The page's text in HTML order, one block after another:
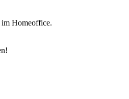
im Homeoffice.